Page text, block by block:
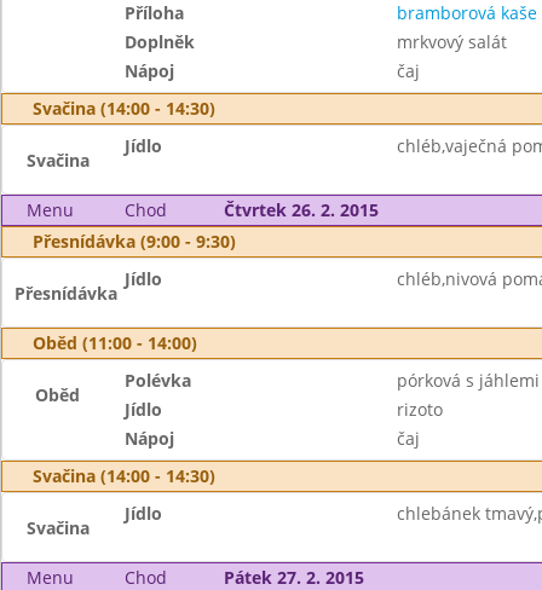
Příloha
bramborová kaše
Doplněk
mrkvový salát
Nápoj
čaj
Svačina (14:00 - 14:30)
Svačina
Jídlo chléb,vaječná
Menu Chod
Čtvrtek 26. 2. 2015
Přesnídávka (9:00 - 9:30)
Přesnídávka
Jídlo chléb,nivová
Oběd (11:00 - 14:00)
Oběd
Polévka
pórková s jáhlemi
Jídlo
rizoto
Nápoj
čaj
Svačina (14:00 - 14:30)
Svačina
Jídlo chlebánek
Menu Chod
Pátek 27. 2. 2015